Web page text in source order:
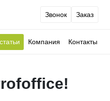
Звонок Заказ
Компания Контакты